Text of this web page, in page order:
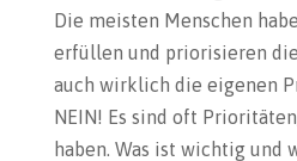
Die meisten Menschen
erfüllen und priorisieren
auch wirklich die eigenen
NEIN! Es sind oft
haben. Was ist wichtig und